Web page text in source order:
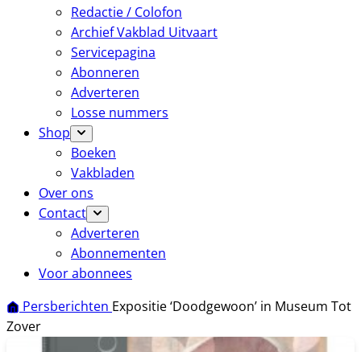
Redactie / Colofon
Archief Vakblad Uitvaart
Servicepagina
Abonneren
Adverteren
Losse nummers
Shop
Boeken
Vakbladen
Over ons
Contact
Adverteren
Abonnementen
Voor abonnees
Persberichten Expositie ‘Doodgewoon’ in Museum Tot
Zover